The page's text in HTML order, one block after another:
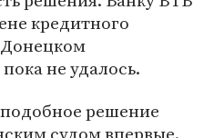
кредитного
Донецком
не удалось.
подобное решение